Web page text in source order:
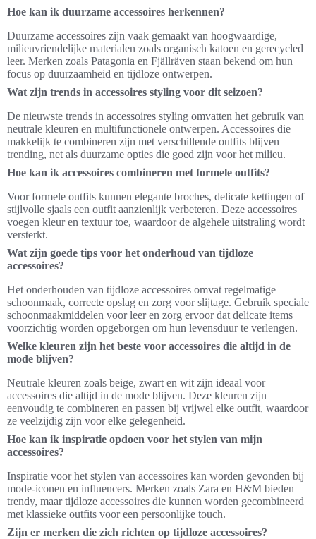
Hoe kan ik duurzame accessoires herkennen?
Duurzame accessoires zijn vaak gemaakt van hoogwaardige,
milieuvriendelijke materialen zoals organisch katoen en gerecycled
leer. Merken zoals Patagonia en Fjällräven staan bekend om hun
focus op duurzaamheid en tijdloze ontwerpen.
Wat zijn trends in accessoires styling voor dit seizoen?
De nieuwste trends in accessoires styling omvatten het gebruik van
neutrale kleuren en multifunctionele ontwerpen. Accessoires die
makkelijk te combineren zijn met verschillende outfits blijven
trending, net als duurzame opties die goed zijn voor het milieu.
Hoe kan ik accessoires combineren met formele outfits?
Voor formele outfits kunnen elegante broches, delicate kettingen of
stijlvolle sjaals een outfit aanzienlijk verbeteren. Deze accessoires
voegen kleur en textuur toe, waardoor de algehele uitstraling wordt
versterkt.
Wat zijn goede tips voor het onderhoud van tijdloze
accessoires?
Het onderhouden van tijdloze accessoires omvat regelmatige
schoonmaak, correcte opslag en zorg voor slijtage. Gebruik speciale
schoonmaakmiddelen voor leer en zorg ervoor dat delicate items
voorzichtig worden opgeborgen om hun levensduur te verlengen.
Welke kleuren zijn het beste voor accessoires die altijd in de
mode blijven?
Neutrale kleuren zoals beige, zwart en wit zijn ideaal voor
accessoires die altijd in de mode blijven. Deze kleuren zijn
eenvoudig te combineren en passen bij vrijwel elke outfit, waardoor
ze veelzijdig zijn voor elke gelegenheid.
Hoe kan ik inspiratie opdoen voor het stylen van mijn
accessoires?
Inspiratie voor het stylen van accessoires kan worden gevonden bij
mode-iconen en influencers. Merken zoals Zara en H&M bieden
trendy, maar tijdloze accessoires die kunnen worden gecombineerd
met klassieke outfits voor een persoonlijke touch.
Zijn er merken die zich richten op tijdloze accessoires?